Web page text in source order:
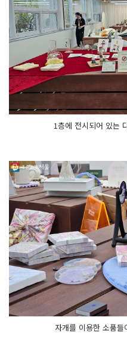
1층에 전시되어 있는
자개를 이용한 소품